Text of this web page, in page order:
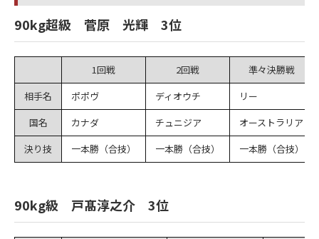
90kg超級 菅原 光輝 3位
1回戦 2回戦
準々決勝戦
相手名
ポポヴ ディオウチ
リー
国名
カナダ チュニジア
オーストラリア
決り技
一本勝（合技） 一本勝（合技） 一本勝（合技）
90kg級 戸髙淳之介 3位